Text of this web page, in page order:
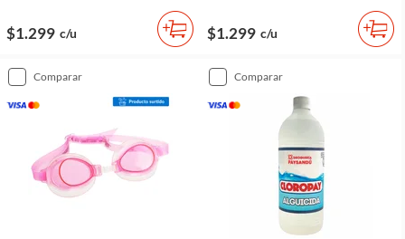
$1.299 c/u $1.299 c/u
comparar comparar